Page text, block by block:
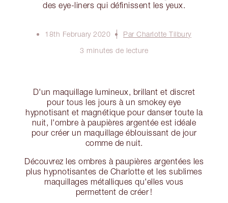
des eye-liners qui définissent les yeux.
18th February 2020
Par Charlotte Tilbury
3 minutes de lecture
D'un maquillage lumineux, brillant et discret
pour tous les jours à un smokey eye
hypnotisant et magnétique pour danser toute la
nuit, l'ombre à paupières argentée est idéale
pour créer un maquillage éblouissant de jour
comme de nuit.
Découvrez les ombres à paupières argentées les
plus hypnotisantes de Charlotte et les sublimes
maquillages métalliques qu'elles vous
permettent de créer !